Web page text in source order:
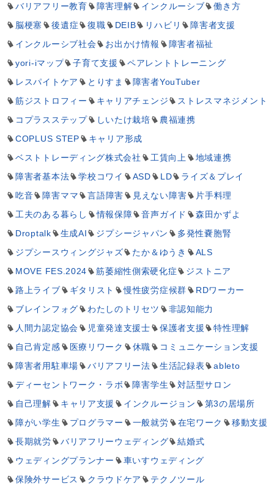
バリアフリー教育
障害理解 インクルーシブ
働き方
脳梗塞
後遺症 復職 DEIB リハビリ
障害者支援
インクルーシブ社会
お出かけ情報
障害者福祉
yori-iマップ
子育て支援
ペアレントトレーニング
レスパイトケア
とりすま
障害者YouTuber
筋ジストロフィー
キャリアチェンジ
ストレスマネジメント
コプラスステップ
しいたけ栽培
農福連携
COPLUS STEP
キャリア形成
ベストトレーディング株式会社
工賃向上
地域連携
障害者基本法
学校コワイ ASD LD
ライズ＆プレイ
吃音
障害ママ 言語障害 見えない障害
片手料理
工夫のある暮らし
情報保障 音声ガイド
森田かずよ
Droptalk
生成AI ジプシージャパン
多発性嚢胞腎
ジプシースウィングジャズ
たか＆ゆうき
ALS
MOVE FES.2024
筋萎縮性側索硬化症
ジストニア
路上ライブ
ギタリスト 慢性疲労症候群
RDワーカー
ブレインフォグ
わたしのトリセツ
非認知能力
人間力認定協会
児童発達支援士 保護者支援
特性理解
自己肯定感
医療リワーク 休職
コミュニケーション支援
障害者用駐車場
バリアフリー法 生活記録表
ableto
ディーセントワーク・ラボ
障害学生
対話型サロン
自己理解
キャリア支援 インクルージョン
第3の居場所
障がい学生
プログラマー 一般就労 在宅ワーク
移動支援
長期就労
バリアフリーウェディング
結婚式
ウェディングプランナー
車いすウェディング
保険外サービス
クラウドケア テクノツール